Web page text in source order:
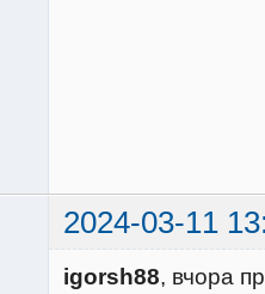
2024-03-11
igorsh88, вчора